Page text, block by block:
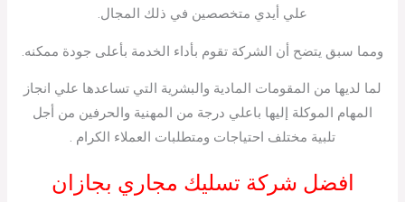
علي أيدي متخصصين في ذلك المجال.
ومما سبق يتضح أن الشركة تقوم بأداء الخدمة بأعلى جودة ممكنه.
لما لديها من المقومات المادية والبشرية التي تساعدها علي انجاز
المهام الموكلة إليها باعلي درجة من المهنية والحرفين من أجل
تلبية مختلف احتياجات ومتطلبات العملاء الكرام .
افضل شركة تسليك مجاري بجازان